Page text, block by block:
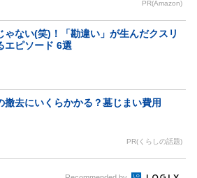
PR(Amazon)
ゃない(笑)！「勘違い」が生んだクスリ
エピソード 6選
撤去にいくらかかる？墓じまい費用
PR(くらしの話題)